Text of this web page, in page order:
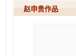
赵